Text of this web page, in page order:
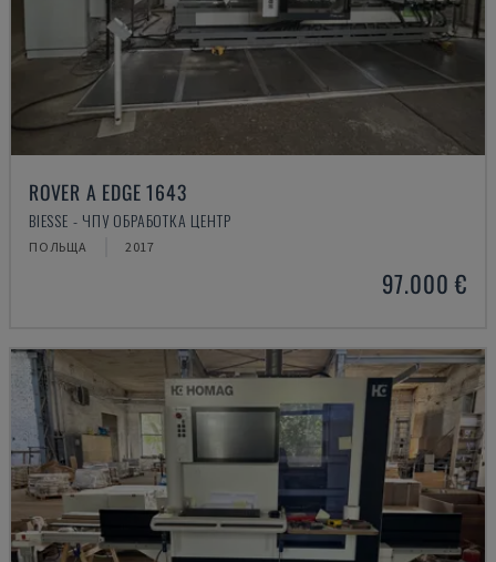
ROVER A EDGE 1643
BIESSE - ЧПУ ОБРАБОТКА ЦЕНТР
ПОЛЬЩА 2017
97.000 €